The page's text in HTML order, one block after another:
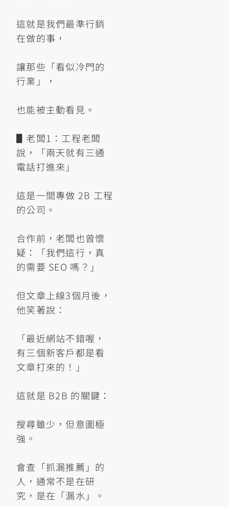
這就是我們最準行銷
在做的事，
讓那些「看似冷門的
行業」，
也能被主動看見。
▋老闆1：工程老闆
說，「兩天就有三通
電話打進來」
這是一間專做 2B 工程
的公司。
合作前，老闆也曾懷
疑：「我們這行，真
的需要 SEO 嗎？」
但文章上線3個月後，
他笑著說：
「最近網站不錯喔，
有三個新客戶都是看
文章打來的！」
這就是 B2B 的關鍵：
搜尋雖少，但意圖極
強。
會查「抓漏推薦」的
人，通常不是在研
究，是在「漏水」。